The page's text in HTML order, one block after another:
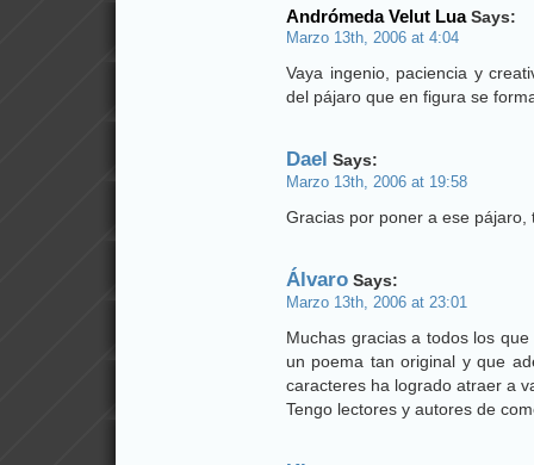
Andrómeda Velut LuaSays:
Marzo 13th, 2006 at 4:04
Vaya ingenio, paciencia y
del pájaro que en figura se
Dael Says:
Marzo 13th, 2006 at 19:58
Gracias por poner a ese pájaro,
Álvaro Says:
Marzo 13th, 2006 at 23:01
Muchas gracias a todos los
un poema tan original y que
caracteres ha logrado atraer a
Tengo lectores y autores de